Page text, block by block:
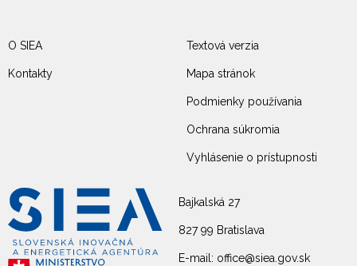
Bajkalská 27
827 99 Bratislava
E-mail: office@siea.gov.sk
O SIEA
Kontakty
Textová verzia
Mapa stránok
Podmienky používania
Ochrana súkromia
Vyhlásenie o prístupnosti